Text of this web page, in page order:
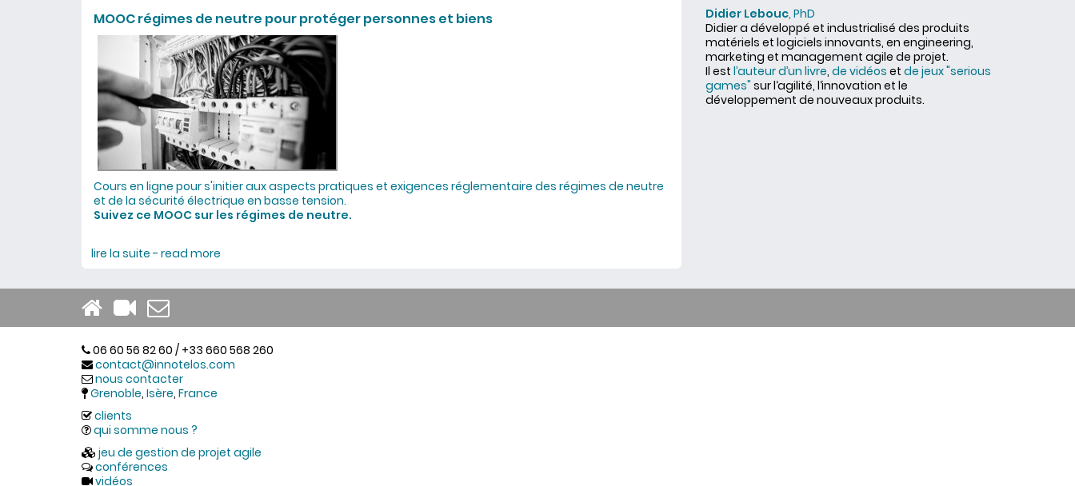
MOOC régimes de neutre pour protéger personnes et biens
Cours en ligne pour s'initier aux aspects pratiques et exigences réglementaire des régimes de neutre
et de la sécurité électrique en basse tension.
Suivez ce MOOC sur les régimes de neutre.
lire la suite - read more
Didier Lebouc, PhD
Didier a développé et industrialisé des produits
matériels et logiciels innovants, en engineering,
marketing et management agile de projet.
Il est l’auteur d’un livre, de vidéos et de jeux "serious
games" sur l‘agilité, l‘innovation et le
développement de nouveaux produits.
06 60 56 82 60 / +33 660 568 260
contact@innotelos.com
nous contacter
Grenoble, Isère, France
clients
qui somme nous ?
jeu de gestion de projet agile
conférences
vidéos